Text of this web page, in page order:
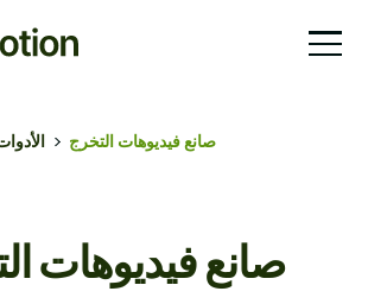
صانع فيديوهات التخرج
صانع فيديوهات